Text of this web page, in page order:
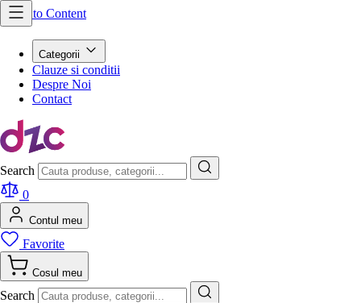
Skip to Content
Categorii
Clauze si conditii
Despre Noi
Contact
Search
0
Contul meu
Favorite
Cosul meu
Search